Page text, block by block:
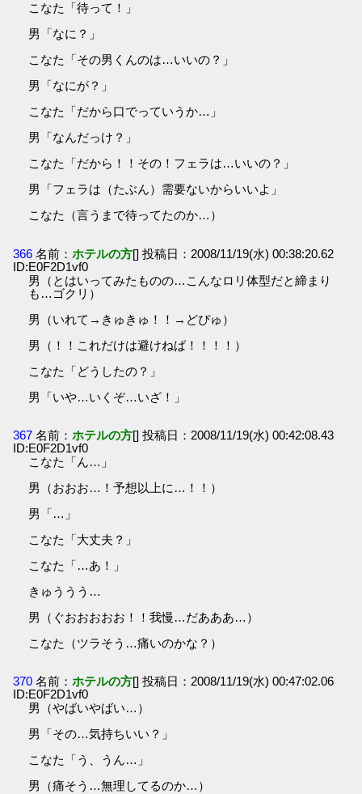
こなた「待って！」
男「なに？」
こなた「その男くんのは…いいの？」
男「なにが？」
こなた「だから口でっていうか…」
男「なんだっけ？」
こなた「だから！！その！フェラは…いいの？」
男「フェラは（たぶん）需要ないからいいよ」
こなた（言うまで待ってたのか…）
366 名前：ホテルの方[] 投稿日：2008/11/19(水) 00:38:20.62
ID:E0F2D1vf0
男（とはいってみたものの…こんなロリ体型だと締まり
も…ゴクリ）
男（いれて→きゅきゅ！！→どぴゅ）
男（！！これだけは避けねば！！！！）
こなた「どうしたの？」
男「いや…いくぞ…いざ！」
367 名前：ホテルの方[] 投稿日：2008/11/19(水) 00:42:08.43
ID:E0F2D1vf0
こなた「ん…」
男（おおお…！予想以上に…！！）
男「…」
こなた「大丈夫？」
こなた「…あ！」
きゅううう…
男（ぐおおおおお！！我慢…だあああ…）
こなた（ツラそう…痛いのかな？）
370 名前：ホテルの方[] 投稿日：2008/11/19(水) 00:47:02.06
ID:E0F2D1vf0
男（やばいやばい…）
男「その…気持ちいい？」
こなた「う、うん…」
男（痛そう…無理してるのか…）